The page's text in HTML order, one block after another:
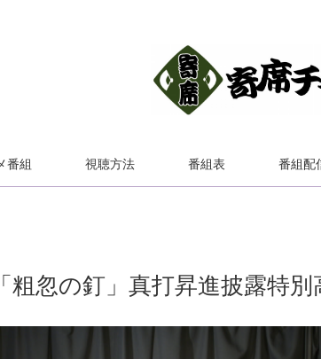
番組 視聴方法 番組表 番組配
粗忽の釘」真打昇進披露特別